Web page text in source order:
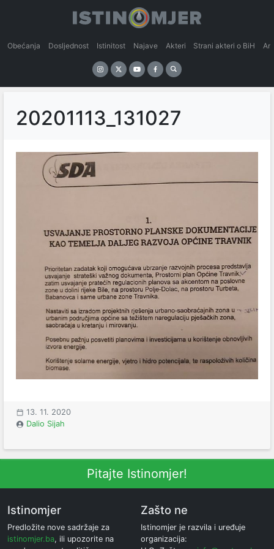
Obećanja Dosljednost Istinitost Najave Akteri Strani akteri o BiH
20201113_131027
13. 11. 2020
Dalio Sijah
Pitajte Istinomjer!
Istinomjer
Predložite nove sadržaje za
istinomjer.ba, ili upozorite na
Zašto ne
Istinomjer je razvila i uređuje
organizacija: